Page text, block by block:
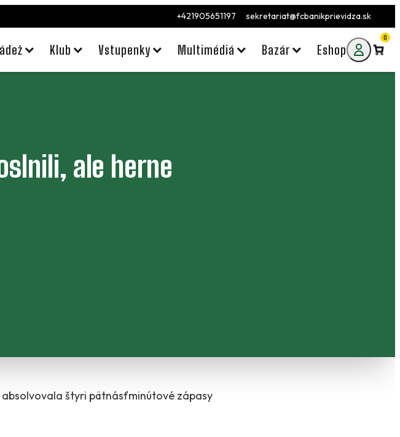
+421905651197 sekretariat@fcbanikprievidza.sk
Klub Vstupenky Multimédiá Bazár Eshop
0
ale herne
absolvovala štyri pätnásťminútové zápasy